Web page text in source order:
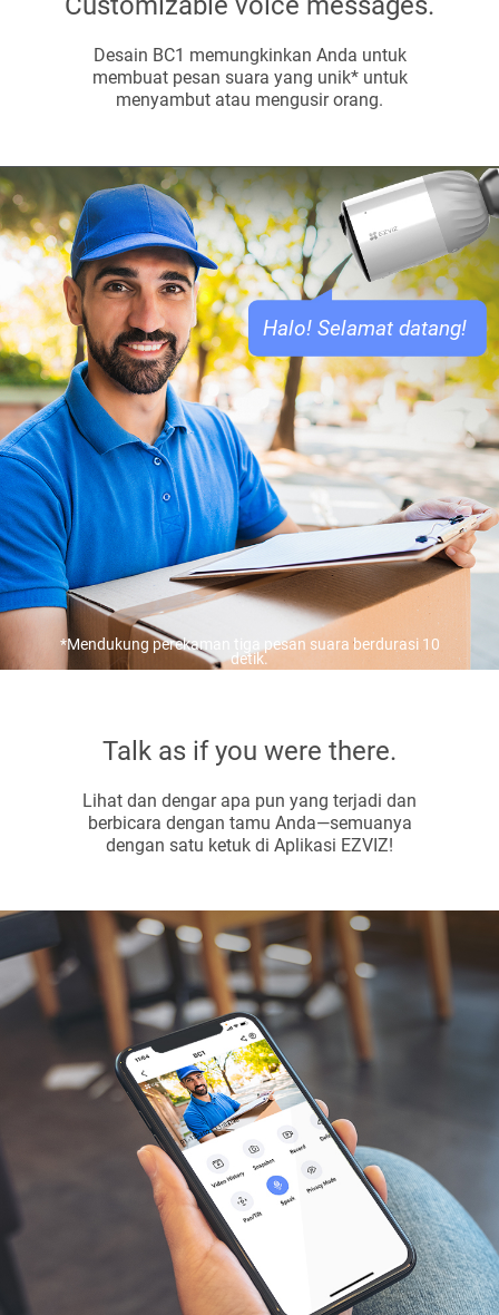
Desain BC1 memungkinkan Anda untuk
membuat pesan suara yang unik* untuk
menyambut atau mengusir orang.
Halo! Selamat datang!
*Mendukung perekaman tiga pesan suara berdurasi 10
detik.
Talk as if you were there.
Lihat dan dengar apa pun yang terjadi dan
berbicara dengan tamu Anda—semuanya
dengan satu ketuk di Aplikasi EZVIZ!